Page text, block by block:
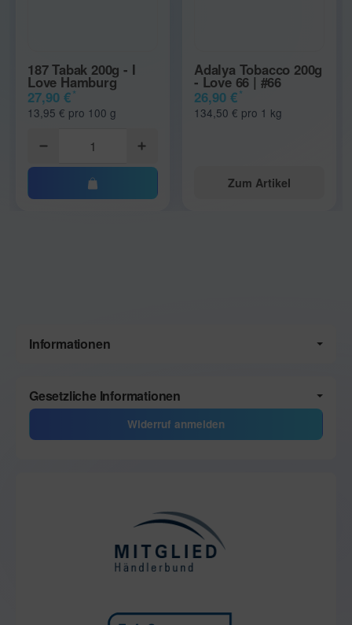
187 Tabak 200g - I
Love Hamburg
27,90 €*
13,95 € pro 100 g
Adalya Tobacco 200g
- Love 66 | #66
26,90 €*
134,50 € pro 1 kg
Zum Artikel
Informationen
Gesetzliche Informationen
Widerruf anmelden